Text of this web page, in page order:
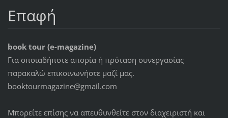
Επαφή
book tour (e-magazine)
Για οποιαδήποτε απορία ή πρόταση συνεργασίας
παρακαλώ επικοινωνήστε μαζί μας.
booktourmagazine@gmail.com
Μπορείτε επίσης να απευθυνθείτε στον διαχειριστή και